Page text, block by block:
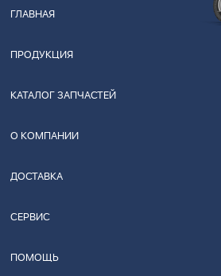
ГЛАВНАЯ
ПРОДУКЦИЯ
КАТАЛОГ ЗАПЧАСТЕЙ
О КОМПАНИИ
ДОСТАВКА
СЕРВИС
ПОМОЩЬ